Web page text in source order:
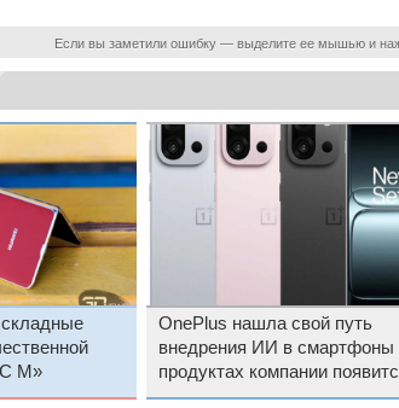
Если вы заметили ошибку — выделите ее мышью и
М»
OnePlus нашла свой путь
внедрения ИИ в
продуктах компании
Plus Mind